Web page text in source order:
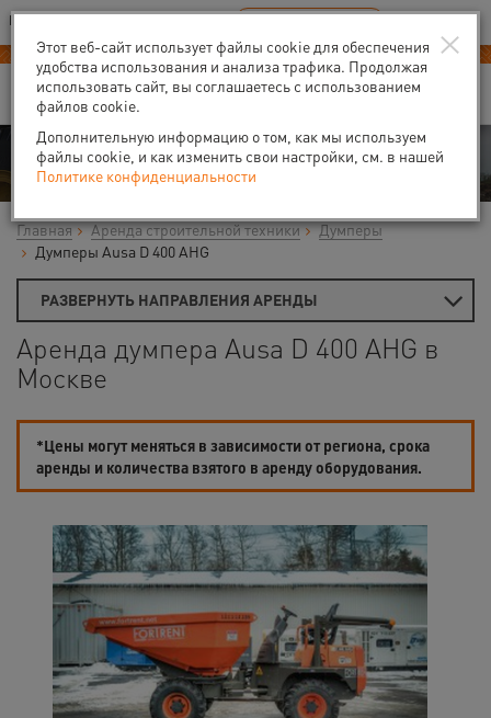
Ваш город:Москва
В Вашем регионе нет наших офисов RU EN
Аренда
Главная Аренда строительной техники
Думперы
Думперы Ausa D 400 AHG
РАЗВЕРНУТЬ НАПРАВЛЕНИЯ АРЕНДЫ
Аренда думпера Ausa D 400 AHG в
Москве
*Цены могут меняться в зависимости от региона, срока
аренды и количества взятого в аренду оборудования.
×
Этот веб-сайт использует файлы cookie для обеспечения
удобства использования и анализа трафика. Продолжая
использовать сайт, вы соглашаетесь с использованием
файлов cookie.
Дополнительную информацию о том, как мы используем
файлы cookie, и как изменить свои настройки, см. в нашей
Политике конфиденциальности